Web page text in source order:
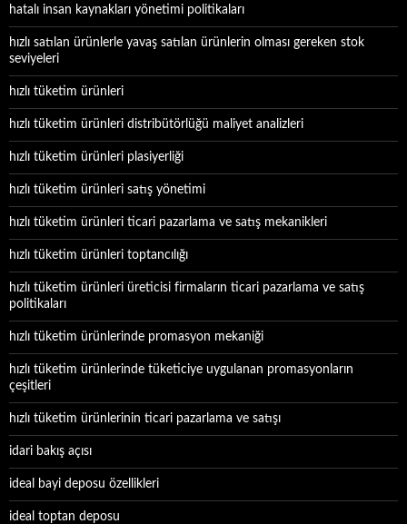
hatalı insan kaynakları yönetimi politikaları
hızlı satılan ürünlerle yavaş satılan ürünlerin olması gereken stok
seviyeleri
hızlı tüketim ürünleri
hızlı tüketim ürünleri distribütörlüğü maliyet analizleri
hızlı tüketim ürünleri plasiyerliği
hızlı tüketim ürünleri satış yönetimi
hızlı tüketim ürünleri ticari pazarlama ve satış mekanikleri
hızlı tüketim ürünleri toptancılığı
hızlı tüketim ürünleri üreticisi firmaların ticari pazarlama ve satış
politikaları
hızlı tüketim ürünlerinde promasyon mekaniği
hızlı tüketim ürünlerinde tüketiciye uygulanan promasyonların
çeşitleri
hızlı tüketim ürünlerinin ticari pazarlama ve satışı
idari bakış açısı
ideal bayi deposu özellikleri
ideal toptan deposu